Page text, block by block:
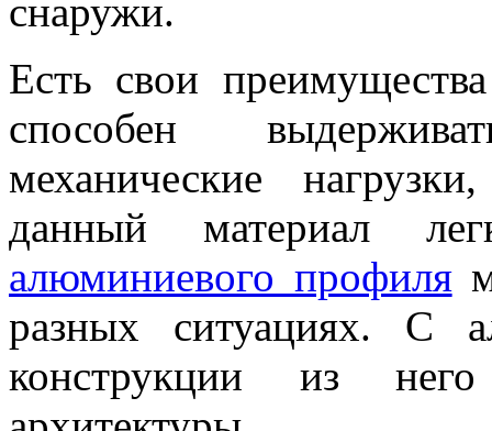
снаружи.
Есть свои
способен
механические
данный материал
алюминиевого профиля
разных ситуациях. С
конструкции из